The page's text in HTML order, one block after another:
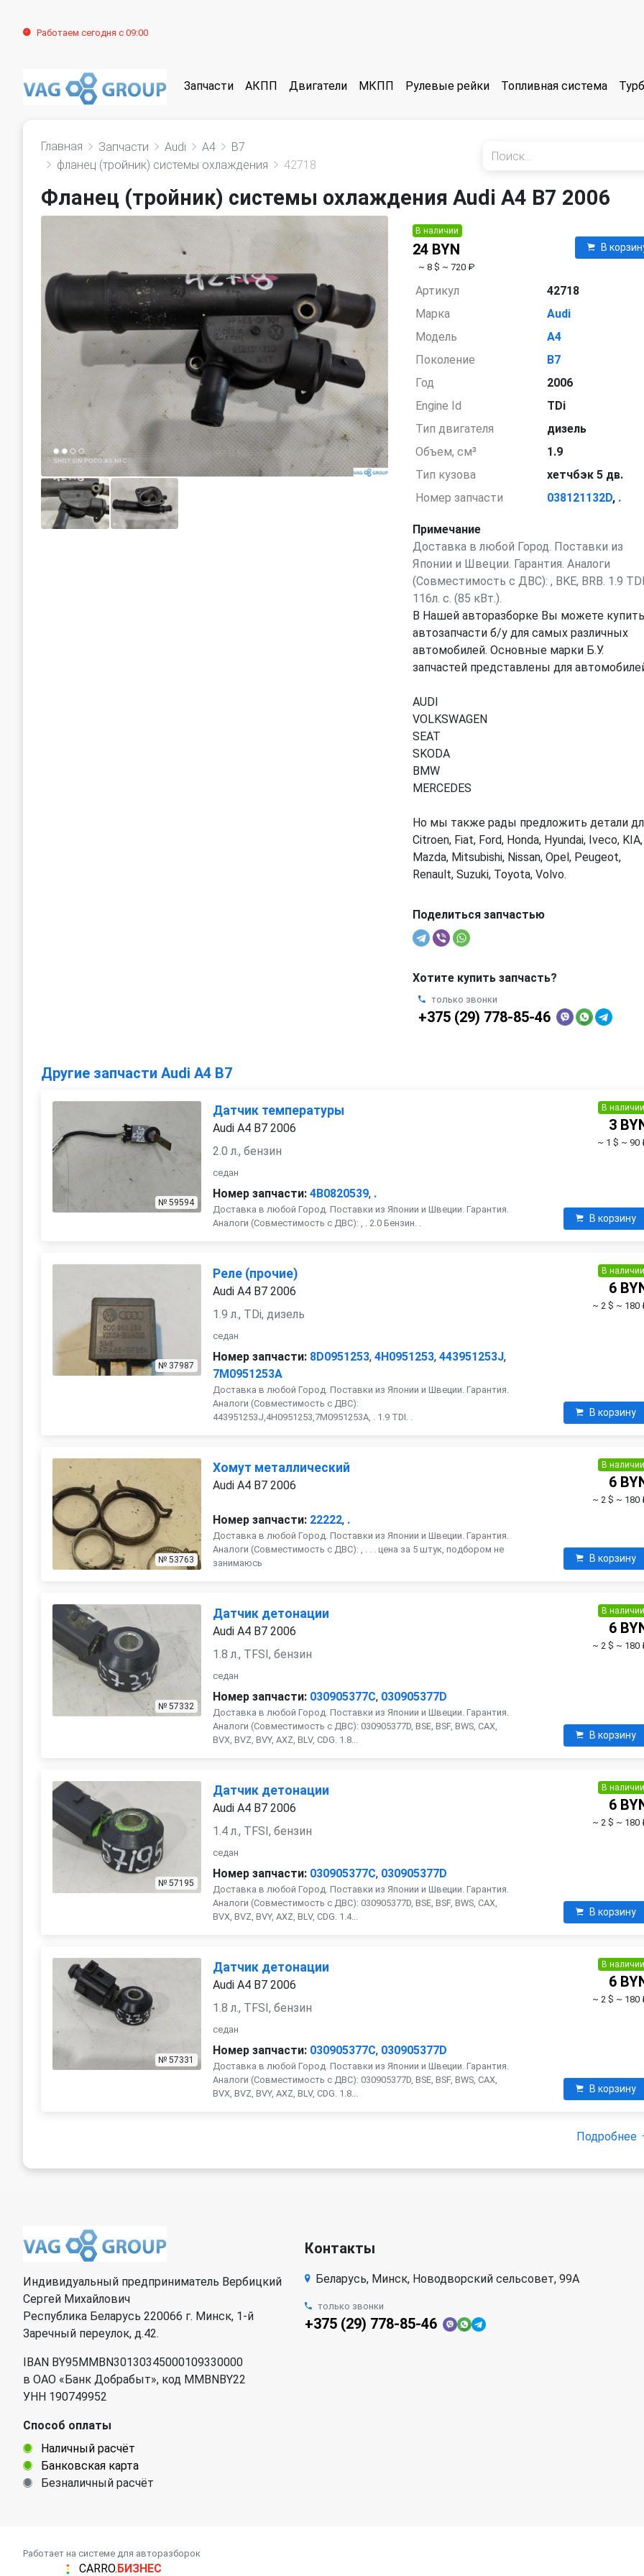
Работаем сегодня с 09:00
Запчасти АКПП Двигатели МКПП Рулевые рейки Топливная система
Главная Запчасти Audi A4
B7
фланец (тройник) системы охлаждения
42718
Фланец (тройник) системы охлаждения Audi A4 B7 2006
В наличии
24 BYN
~ 8 $ ~ 720 ₽
В
Артикул
42718
Марка
Audi
Модель
A4
Поколение
B7
Год
2006
Engine Id
TDi
Тип двигателя
дизель
Объем, см³
1.9
Тип кузова
хетчбэк 5 дв.
Номер запчасти
038121132D, .
Примечание
Доставка в любой Город. Поставки из
Японии и Швеции. Гарантия. Аналоги
(Совместимость с ДВС): , BKE, BRB. 1.9
116л. с. (85 кВт.).
В Нашей авторазборке Вы можете купить
автозапчасти б/у для самых различных
автомобилей. Основные марки Б.У.
запчастей представлены для
AUDI
VOLKSWAGEN
SEAT
SKODA
BMW
MERCEDES
Но мы также рады предложить детали
Citroen, Fiat, Ford, Honda, Hyundai, Iveco, KIA,
Mazda, Mitsubishi, Nissan, Opel, Peugeot,
Renault, Suzuki, Toyota, Volvo.
Поделиться запчастью
Хотите купить запчасть?
только звонки
+375 (29) 778-85-46
Другие запчасти Audi A4 B7
№ 59594
Датчик температуры
Audi A4 B7 2006
2.0 л., бензин
седан
Номер запчасти: 4B0820539, .
Доставка в любой Город. Поставки из Японии и Швеции. Гарантия.
Аналоги (Совместимость с ДВС): , . 2.0 Бензин. .
В наличии
3
~ 1 $ ~ 90
В корзину
№ 37987
Реле (прочие)
Audi A4 B7 2006
1.9 л., TDi, дизель
седан
Номер запчасти: 8D0951253,4H0951253,443951253J,
7M0951253A
Доставка в любой Город. Поставки из Японии и Швеции. Гарантия.
Аналоги (Совместимость с ДВС):
443951253J,4H0951253,7M0951253A, . 1.9 TDI. .
В наличии
6
~ 2 $ ~ 180
В корзину
№ 53763
Хомут металлический
Audi A4 B7 2006
Номер запчасти: 22222, .
Доставка в любой Город. Поставки из Японии и Швеции. Гарантия.
Аналоги (Совместимость с ДВС): , . . . цена за 5 штук, подбором не
занимаюсь
В наличии
6
~ 2 $ ~ 180
В корзину
№ 57332
Датчик детонации
Audi A4 B7 2006
1.8 л., TFSI, бензин
седан
Номер запчасти: 030905377C, 030905377D
Доставка в любой Город. Поставки из Японии и Швеции. Гарантия.
Аналоги (Совместимость с ДВС): 030905377D, BSE, BSF, BWS, CAX,
BVX, BVZ, BVY, AXZ, BLV, CDG. 1.8...
В наличии
6
~ 2 $ ~ 180
В корзину
№ 57195
Датчик детонации
Audi A4 B7 2006
1.4 л., TFSI, бензин
седан
Номер запчасти: 030905377C, 030905377D
Доставка в любой Город. Поставки из Японии и Швеции. Гарантия.
Аналоги (Совместимость с ДВС): 030905377D, BSE, BSF, BWS, CAX,
BVX, BVZ, BVY, AXZ, BLV, CDG. 1.4...
В наличии
6
~ 2 $ ~ 180
В корзину
№ 57331
Датчик детонации
Audi A4 B7 2006
1.8 л., TFSI, бензин
седан
Номер запчасти: 030905377C, 030905377D
Доставка в любой Город. Поставки из Японии и Швеции. Гарантия.
Аналоги (Совместимость с ДВС): 030905377D, BSE, BSF, BWS, CAX,
BVX, BVZ, BVY, AXZ, BLV, CDG. 1.8...
В наличии
6
~ 2 $ ~ 180
В корзину
Подробнее
Индивидуальный предприниматель Вербицкий
Сергей Михайлович
Республика Беларусь 220066 г. Минск, 1-й
Заречный переулок, д.42.
IBAN BY95MMBN30130345000109330000
в ОАО «Банк Добрабыт», код MMBNBY22
УНН 190749952
Способ оплаты
Наличный расчёт
Банковская карта
Безналичный расчёт
Контакты
Беларусь, Минск, Новодворский сельсовет, 99А
только звонки
+375 (29) 778-85-46
Работает на системе для авторазборок
CARRO.БИЗНЕС